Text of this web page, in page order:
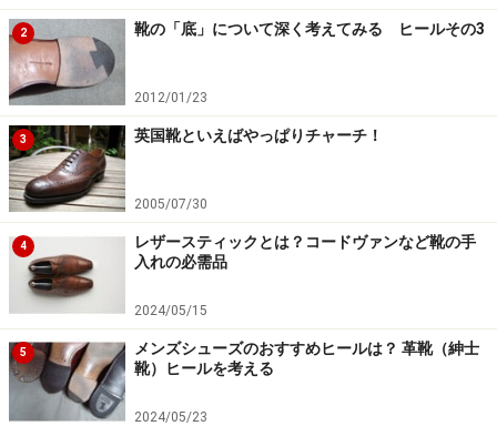
2 靴の「底」について深く考えてみる ヒールその3
2012/01/23
3 英国靴といえばやっぱりチャーチ！
2005/07/30
4
レザースティックとは？コードヴァンなど靴の手
入れの必需品
2024/05/15
5
メンズシューズのおすすめヒールは？ 革靴（紳士
靴）ヒールを考える
2024/05/23